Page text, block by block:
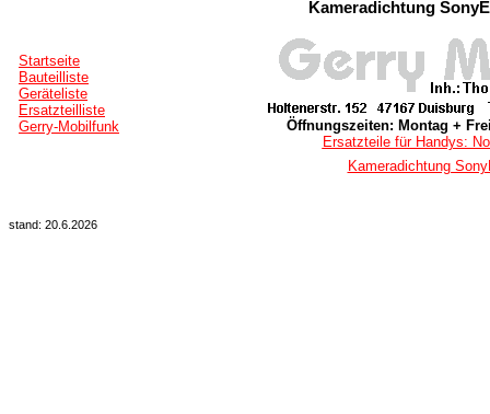
Kameradichtung
Startseite
Bauteilliste
Geräteliste
Ersatzteilliste
Gerry-Mobilfunk
Öffnungszeiten: Montag +
Ersatzteile für Handys:
Kameradichtung
stand: 20.6.2026